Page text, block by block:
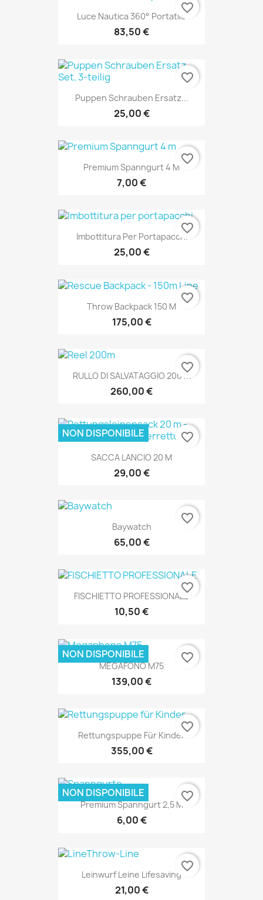
Luce Nautica 360° Portatile
83,50 €
favorite_border
Puppen Schrauben Ersatz...
25,00 €
favorite_border
Premium Spanngurt 4 M
7,00 €
favorite_border
Imbottitura Per Portapacchi
25,00 €
favorite_border
Throw Backpack 150 M
175,00 €
favorite_border
RULLO DI SALVATAGGIO 200 M
260,00 €
favorite_border
SACCA LANCIO 20 M
29,00 €
NON DISPONIBILE favorite_border
Baywatch
65,00 €
favorite_border
FISCHIETTO PROFESSIONALE
10,50 €
favorite_border
MEGAFONO M75
139,00 €
NON DISPONIBILE favorite_border
Rettungspuppe Für Kinder
355,00 €
favorite_border
Premium Spanngurt 2,5 M
6,00 €
NON DISPONIBILE favorite_border
Leinwurf Leine Lifesaving
21,00 €
favorite_border